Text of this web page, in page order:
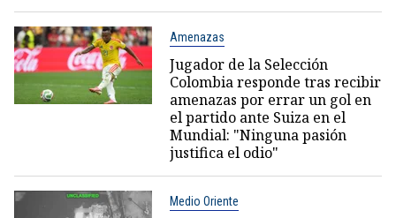
Amenazas
Jugador de la Selección
Colombia responde tras recibir
amenazas por errar un gol en
el partido ante Suiza en el
Mundial: "Ninguna pasión
justifica el odio"
Medio Oriente